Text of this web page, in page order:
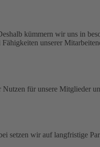
kümmern wir uns in
unserer
für unsere Mitglieder
setzen wir auf langfristige